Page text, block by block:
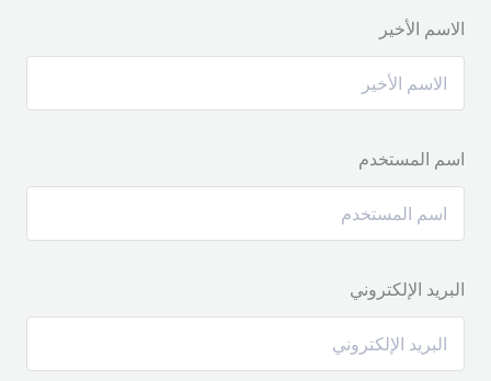
الاسم الأخير
اسم المستخدم
البريد الإلكتروني